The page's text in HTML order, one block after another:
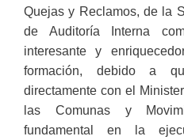
Quejas y Reclamos, de la
de Auditoría Interna
interesante y
formación, debido a
directamente con el
las Comunas y
fundamental en la